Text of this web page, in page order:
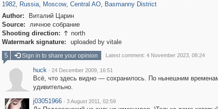
1982, Russia, Moscow, Central AO, Basmanny District
Author:
Виталий Царин
Source:
личное собрание
Shooting direction:  north
Watermark signature:
uploaded by vitale
5
Sign in to share your opinion Latest comment: 4 November 2023, 08:24
huck · 24 December 2009, 16:51
Всё, что здесь видно — сохранилось. По нынешним
удивительно.
j03051966 · 3 August 2011, 02:59